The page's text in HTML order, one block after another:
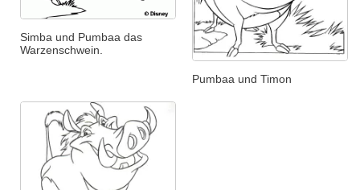
Simba und Pumbaa das
Warzenschwein.
Pumbaa und Timon